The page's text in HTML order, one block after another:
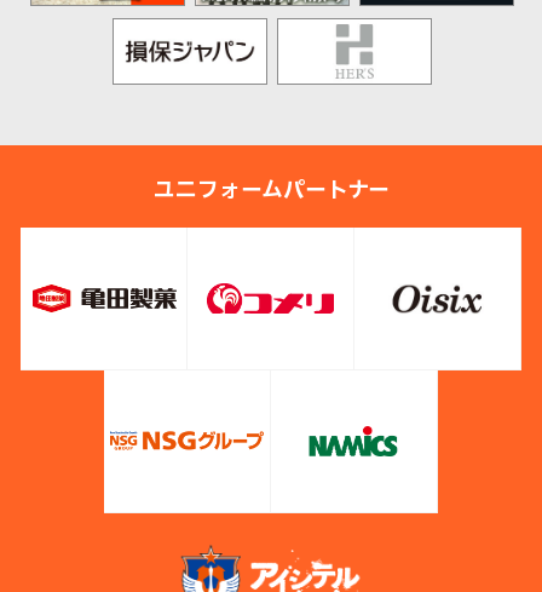
ユニフォームパートナー